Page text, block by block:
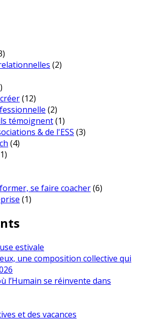
(2)
(12)
(2)
témoignent(1)
& de l'ESS (3)
(4)
se faire coacher(6)
(1)
estivale
une composition collective qui
l’Humain se réinvente dans
et des vacances